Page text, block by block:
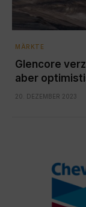
MÄRKTE
Glencore
aber
20. DEZEMBER 2023